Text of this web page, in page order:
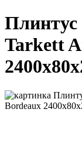
Tarkett